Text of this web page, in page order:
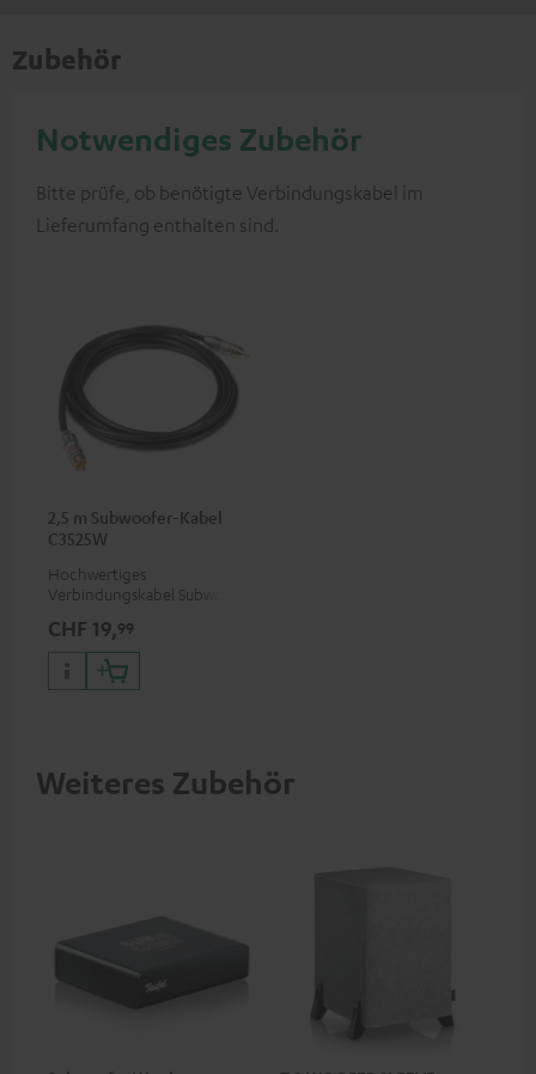
Zubehör
Notwendiges Zubehör
Bitte prüfe, ob benötigte Verbindungskabel im
Lieferumfang enthalten sind.
2,5 m Subwoofer-Kabel
C3525W
Hochwertiges
Verbindungskabel Subwoofer
CHF 19,99
Weiteres Zubehör